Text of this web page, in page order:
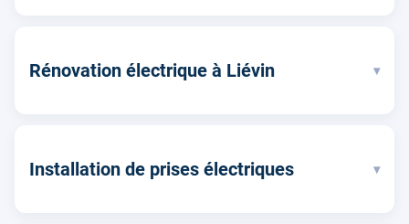
Rénovation électrique à Liévin ▾
Installation de prises électriques ▾